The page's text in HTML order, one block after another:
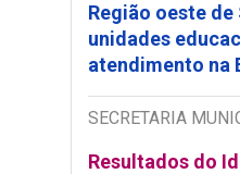
Região oeste de
unidades
atendimento na
SECRETARIA
Resultados do